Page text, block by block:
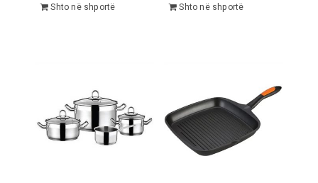
Shto në shportë Shto në shportë